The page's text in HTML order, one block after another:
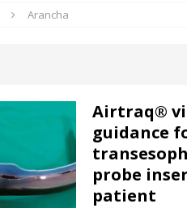
Arancha
Airtraq®
guidance
probe
patient